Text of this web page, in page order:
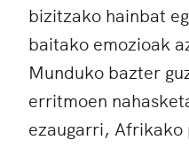
bizitzako hainbat
baitako emozioak
Munduko bazter
erritmoen
ezaugarri, Afrikako